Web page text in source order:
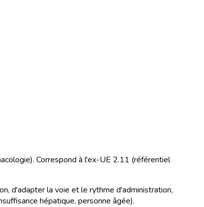
Correspond à l'ex-UE 2.11 (référentiel
d'adapter la voie et le rythme d'administration,
hépatique, personne âgée).